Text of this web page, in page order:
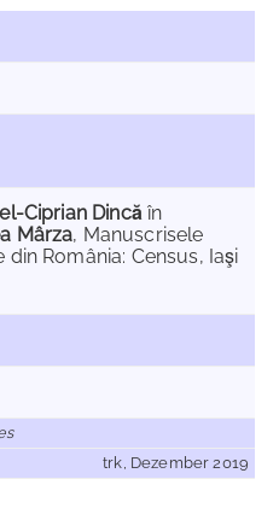
Ciprian Dincăîn
Mârza, Manuscrisele
România: Census, Iaşi
trk, Dezember 2019